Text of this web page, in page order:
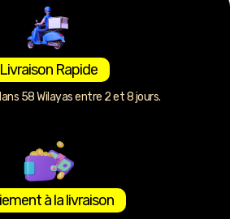
Livraison Rapide
58 Wilayas entre 2 et 8 jours.
à la livraison